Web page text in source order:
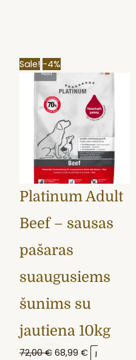
Sale! -4%
Platinum Adult
Beef – sausas
pašaras
suaugusiems
šunims su
jautiena 10kg
72,00€
Original
price
was:
72,00 €.
68,99 €
price
is:
68,99 €.
Į